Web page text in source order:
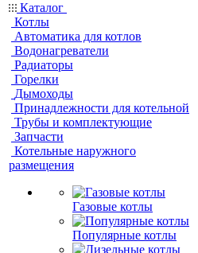
Каталог
Котлы
Автоматика для котлов
Водонагреватели
Радиаторы
Горелки
Дымоходы
Принадлежности для котельной
Трубы и комплектующие
Запчасти
Котельные наружного
размещения
Газовые котлы
Популярные котлы